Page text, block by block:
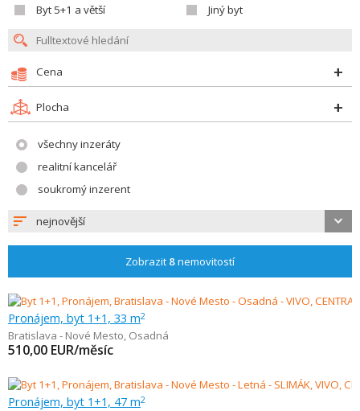
Byt 5+1 a větší
Jiný byt
Cena
Plocha
všechny inzeráty
realitní kancelář
soukromý inzerent
nejnovější
Zobrazit 8nemovitostí
Pronájem, byt 1+1, 33 m2
Bratislava - Nové Mesto, Osadná
510,00 EUR/měsíc
Pronájem, byt 1+1, 47 m2